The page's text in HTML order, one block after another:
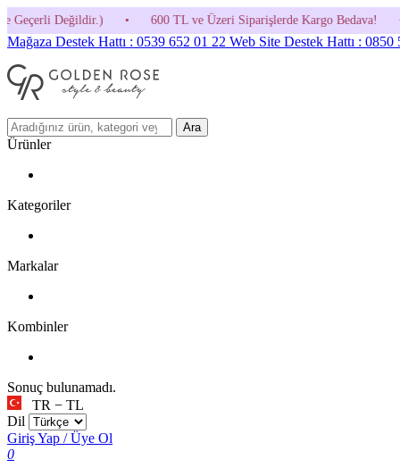
• 600 TL ve Üzeri Siparişlerde Kargo Bedava! •
Mağaza Destek Hattı : 0539 652 01 22 Web Site Destek Hattı : 0850
Ara
Ürünler
Kategoriler
Markalar
Kombinler
Sonuç bulunamadı.
TR − TL
Dil
Giriş Yap / Üye Ol
0